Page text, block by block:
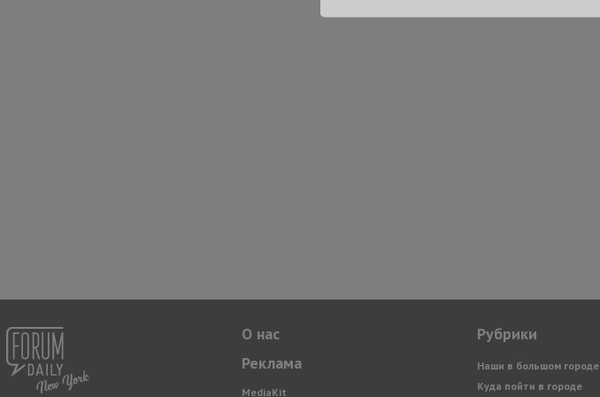
О нас
Реклама
MediaKit
Рубрики
Наши в большом городе
Куда пойти в городе